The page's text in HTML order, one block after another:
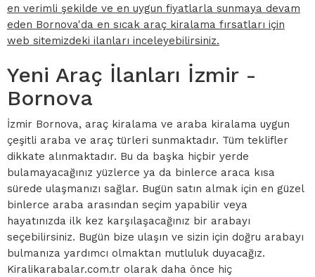
en verimli şekilde ve en uygun fiyatlarla sunmaya devam
eden Bornova'da en sıcak araç kiralama fırsatları için
web sitemizdeki ilanları inceleyebilirsiniz.
Yeni Araç İlanları İzmir -
Bornova
İzmir Bornova, araç kiralama ve araba kiralama uygun
çeşitli araba ve araç türleri sunmaktadır. Tüm teklifler
dikkate alınmaktadır. Bu da başka hiçbir yerde
bulamayacağınız yüzlerce ya da binlerce araca kısa
sürede ulaşmanızı sağlar. Bugün satın almak için en güzel
binlerce araba arasından seçim yapabilir veya
hayatınızda ilk kez karşılaşacağınız bir arabayı
seçebilirsiniz. Bugün bize ulaşın ve sizin için doğru arabayı
bulmanıza yardımcı olmaktan mutluluk duyacağız.
Kiralikarabalar.com.tr olarak daha önce hiç